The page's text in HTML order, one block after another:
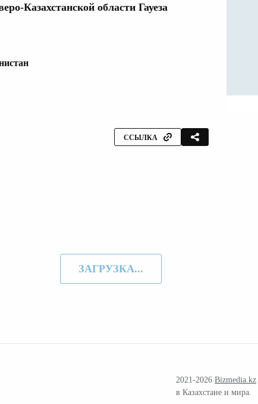
Казахстанской области Гауеза
ССЫЛКА
ЗАГРУЗКА...
2021-2026 Bizmedia.kz
в Казахстане и мира.